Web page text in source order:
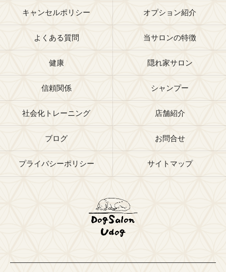
キャンセルポリシー オプション紹介
よくある質問 当サロンの特徴
健康 隠れ家サロン
信頼関係 シャンプー
社会化トレーニング 店舗紹介
ブログ お問合せ
プライバシーポリシー サイトマップ